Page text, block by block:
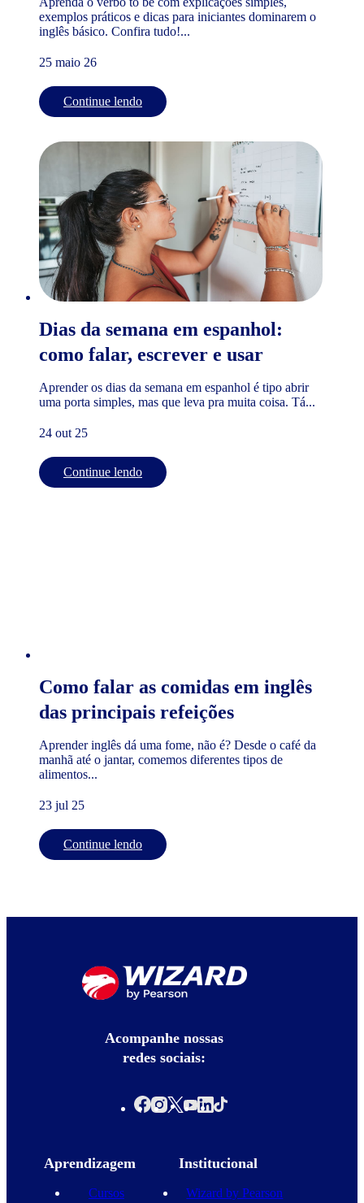
exemplos práticos e dicas para iniciantes dominarem o
inglês básico. Confira tudo!...
25 maio 26
Continue lendo
Dias da semana em espanhol:
como falar, escrever e usar
Aprender os dias da semana em espanhol é tipo abrir
uma porta simples, mas que leva pra muita coisa. Tá...
24 out 25
Continue lendo
Como falar as comidas em inglês
das principais refeições
Aprender inglês dá uma fome, não é? Desde o café da
manhã até o jantar, comemos diferentes tipos de
alimentos...
23 jul 25
Continue lendo
Acompanhe nossas
redes sociais:
Aprendizagem
Cursos
Institucional
Wizard by Pearson